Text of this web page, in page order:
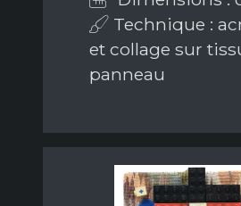
Technique :
et collage sur
panneau